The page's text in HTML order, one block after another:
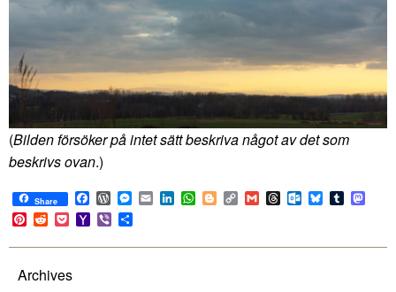
(Bilden försöker på intet sätt beskriva något av det som
beskrivs ovan.)
Share Facebook
WordPress
Messenger
EmailLinkedIn
WhatsApp
BloggerCopy
Link
GmailThreadsOutlook.com
BlueskyTumblr
Pinterest
RedditPocketYahoo
Mail
Viber
Archives